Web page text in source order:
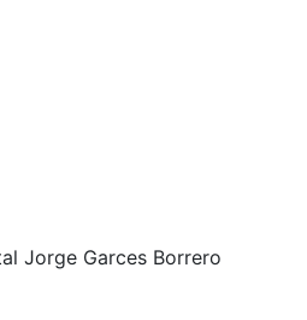
Jorge Garces Borrero